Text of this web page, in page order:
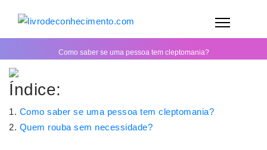
Como saber se uma pessoa tem cleptomania?
Índice:
Como saber se uma pessoa tem cleptomania?
Quem rouba sem necessidade?